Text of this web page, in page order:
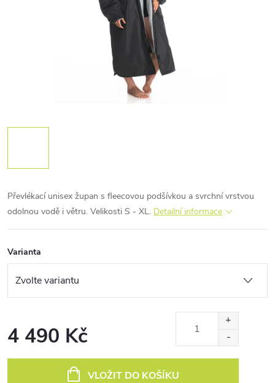
Převlékací unisex župan s fleecovou podšívkou a svrchní vrstvou
odolnou vodě i větru. Velikosti S - XL. Detailní informace
Varianta
4 490 Kč
VLOŽIT DO KOŠÍKU